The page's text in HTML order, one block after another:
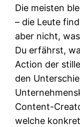
Die meisten
– die Leute
aber nicht,
Du erfährst,
Action der
den
Content-
welche